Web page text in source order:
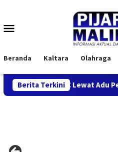
konten
Beranda Kaltara Olahraga
Berita Terkini
FC Lewat Adu Penalti